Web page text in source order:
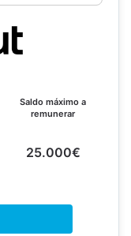
Saldo máximo a
remunerar
25.000€